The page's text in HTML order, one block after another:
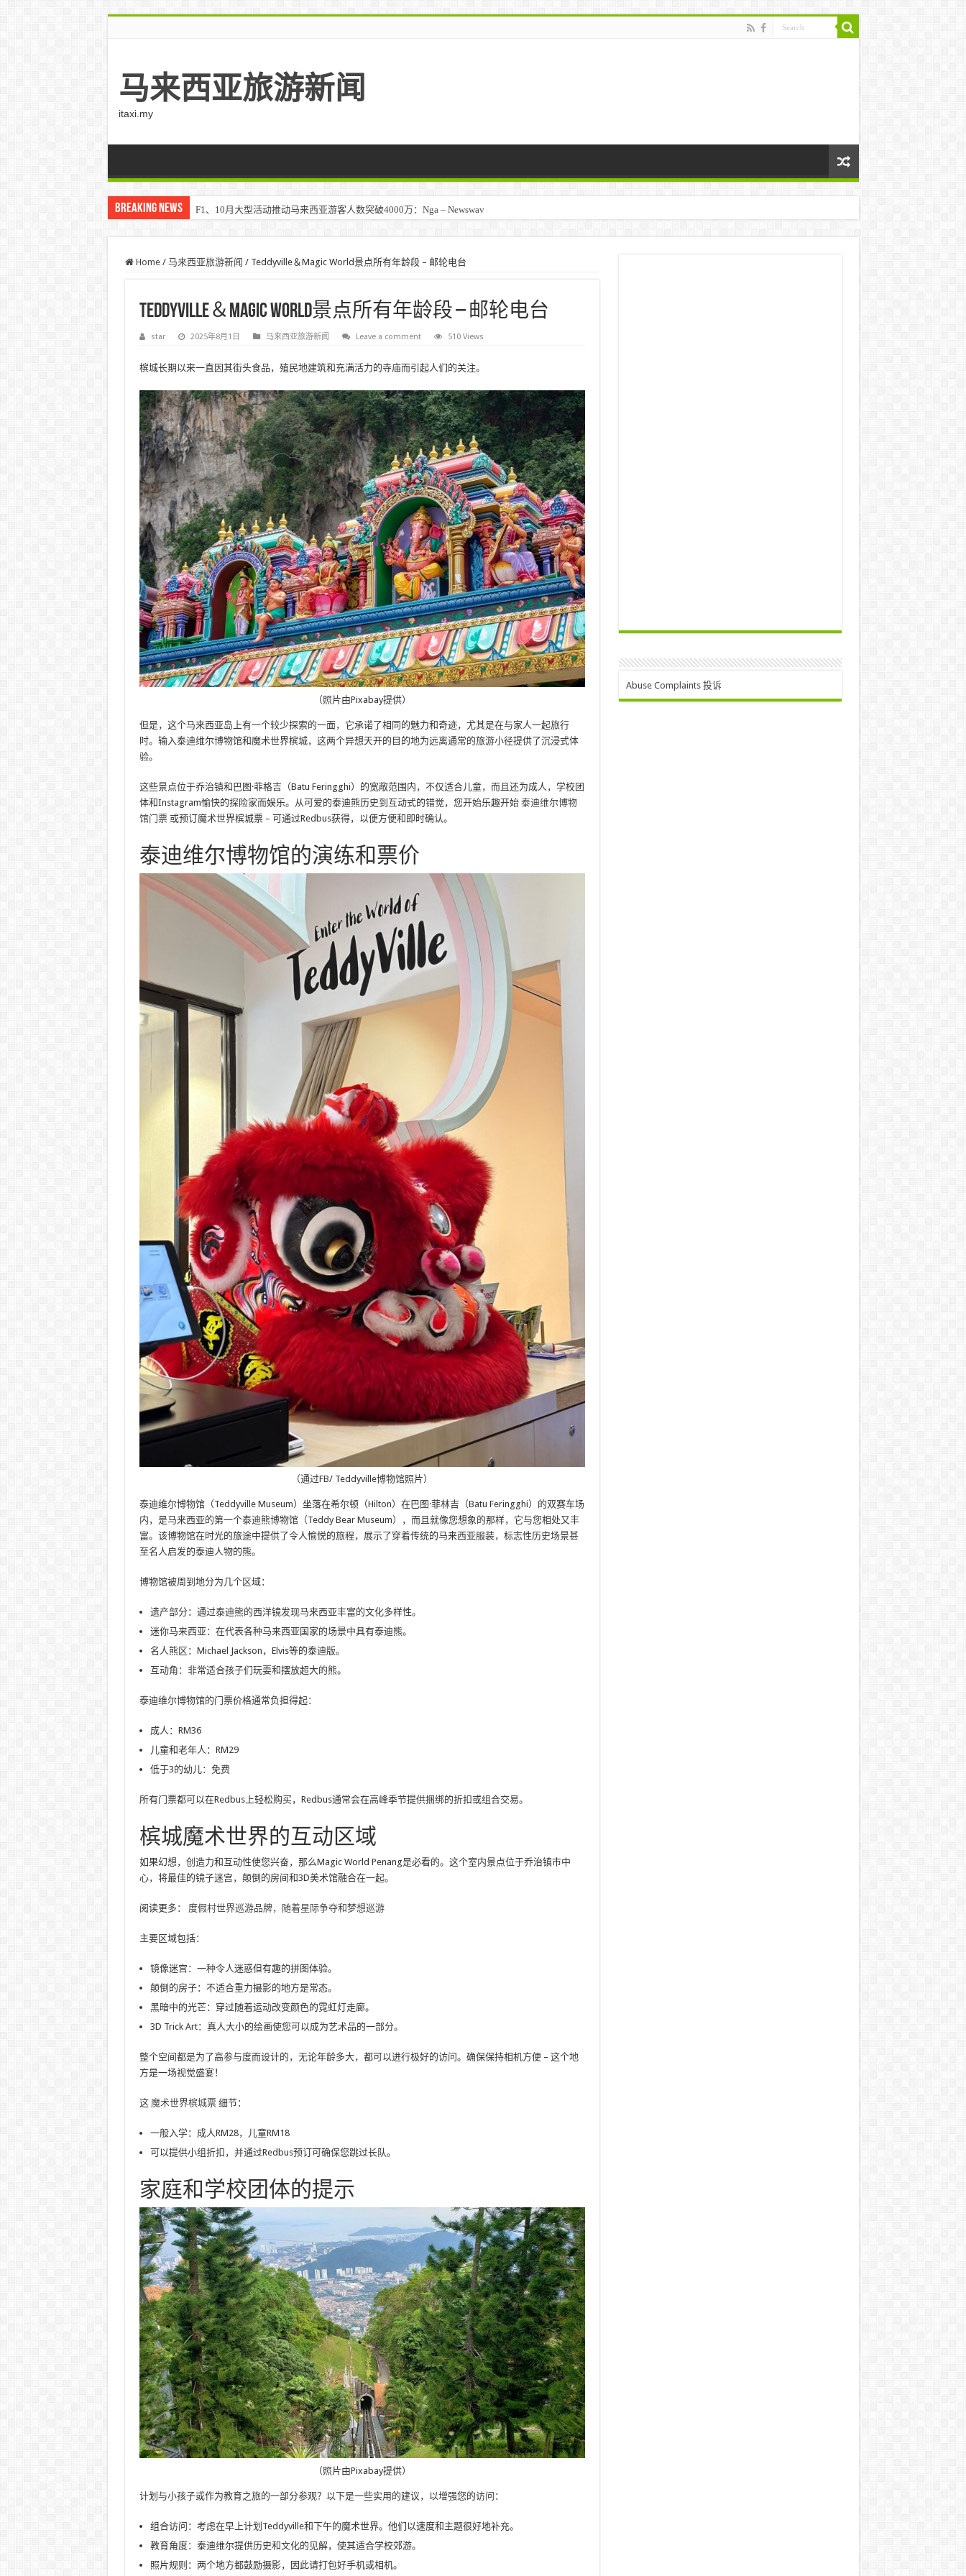
马来西亚旅游新闻
itaxi.my
Breaking News F1、10月大型活动推动马来西亚游客人数突破4000万：Nga – Newswav
Home / 马来西亚旅游新闻 / Teddyville＆Magic World景点所有年龄段 – 邮轮电台
Teddyville＆Magic World景点所有年龄段 – 邮轮电台
star 2025年8月1日 马来西亚旅游新闻 Leave a comment 510 Views
槟城长期以来一直因其街头食品，殖民地建筑和充满活力的寺庙而引起人们的关注。
（照片由Pixabay提供）
但是，这个马来西亚岛上有一个较少探索的一面，它承诺了相同的魅力和奇迹，尤其是在与家人一起旅行
时。输入泰迪维尔博物馆和魔术世界槟城，这两个异想天开的目的地为远离通常的旅游小径提供了沉浸式体
验。
这些景点位于乔治镇和巴图·菲格吉（Batu Feringghi）的宽敞范围内，不仅适合儿童，而且还为成人，学校团
体和Instagram愉快的探险家而娱乐。从可爱的泰迪熊历史到互动式的错觉，您开始乐趣开始 泰迪维尔博物
馆门票或预订魔术世界槟城票 – 可通过Redbus获得，以便方便和即时确认。
泰迪维尔博物馆的演练和票价
（通过FB/ Teddyville博物馆照片）
泰迪维尔博物馆（Teddyville Museum）坐落在希尔顿（Hilton）在巴图·菲林吉（Batu Feringghi）的双赛车场
内，是马来西亚的第一个泰迪熊博物馆（Teddy Bear Museum），而且就像您想象的那样，它与您相处又丰
富。该博物馆在时光的旅途中提供了令人愉悦的旅程，展示了穿着传统的马来西亚服装，标志性历史场景甚
至名人启发的泰迪人物的熊。
博物馆被周到地分为几个区域：
遗产部分：通过泰迪熊的西洋镜发现马来西亚丰富的文化多样性。
迷你马来西亚：在代表各种马来西亚国家的场景中具有泰迪熊。
名人熊区：Michael Jackson，Elvis等的泰迪版。
互动角：非常适合孩子们玩耍和摆放超大的熊。
泰迪维尔博物馆的门票价格通常负担得起：
成人：RM36
儿童和老年人：RM29
低于3的幼儿：免费
所有门票都可以在Redbus上轻松购买，Redbus通常会在高峰季节提供捆绑的折扣或组合交易。
槟城魔术世界的互动区域
如果幻想，创造力和互动性使您兴奋，那么Magic World Penang是必看的。这个室内景点位于乔治镇市中
心，将最佳的镜子迷宫，颠倒的房间和3D美术馆融合在一起。
阅读更多： 度假村世界巡游品牌，随着星际争夺和梦想巡游
主要区域包括：
镜像迷宫：一种令人迷惑但有趣的拼图体验。
颠倒的房子：不适合重力摄影的地方是常态。
黑暗中的光芒：穿过随着运动改变颜色的霓虹灯走廊。
3D Trick Art：真人大小的绘画使您可以成为艺术品的一部分。
整个空间都是为了高参与度而设计的，无论年龄多大，都可以进行极好的访问。确保保持相机方便 – 这个地
方是一场视觉盛宴！
这 魔术世界槟城票细节：
一般入学：成人RM28，儿童RM18
可以提供小组折扣，并通过Redbus预订可确保您跳过长队。
家庭和学校团体的提示
（照片由Pixabay提供）
计划与小孩子或作为教育之旅的一部分参观？以下是一些实用的建议，以增强您的访问：
组合访问：考虑在早上计划Teddyville和下午的魔术世界。他们以速度和主题很好地补充。
教育角度：泰迪维尔提供历史和文化的见解，使其适合学校郊游。
照片规则：两个地方都鼓励摄影，因此请打包好手机或相机。
Abuse Complaints 投诉